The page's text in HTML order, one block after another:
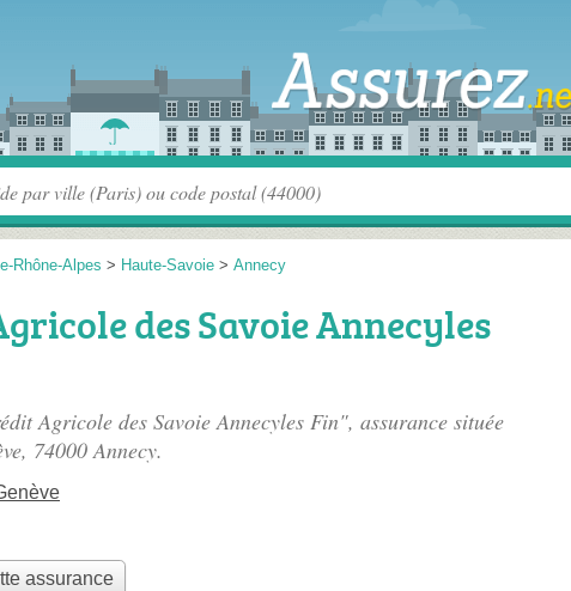
Rhône-Alpes > Haute-Savoie > Annecy
des Savoie Annecyles
Agricole des Savoie Annecyles Fin", assurance située
, 74000 Annecy.
assurance